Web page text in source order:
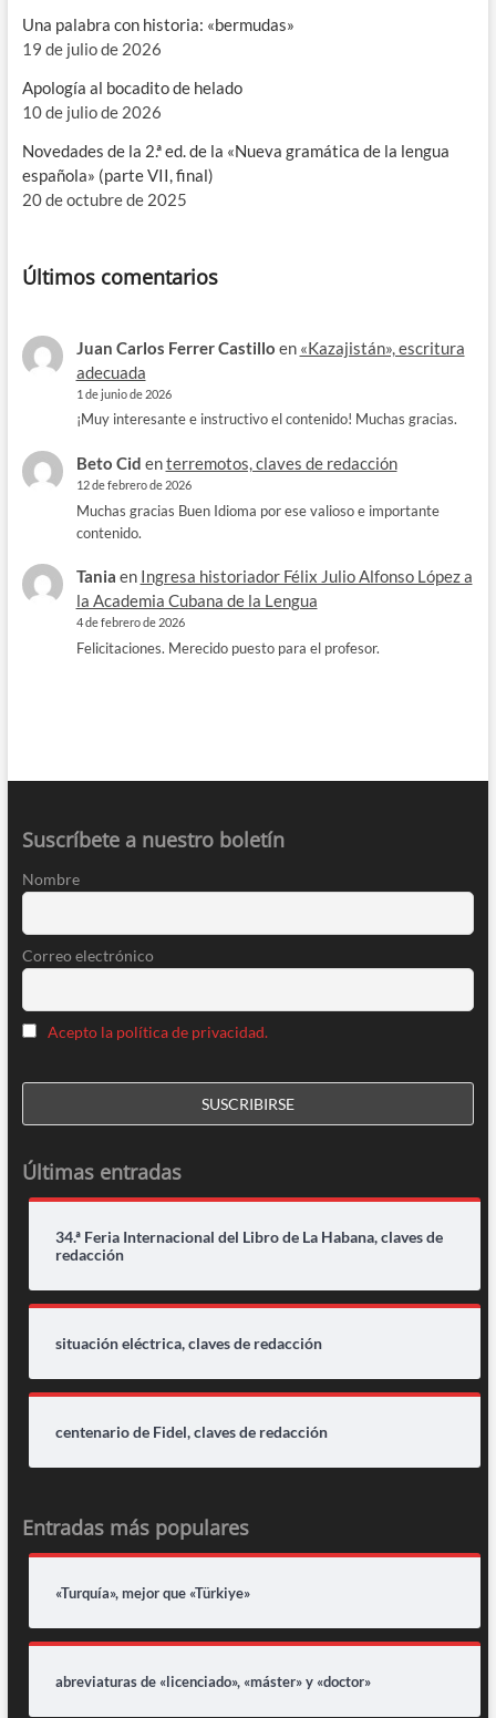
Una palabra con historia: «bermudas»
19 de julio de 2026
Apología al bocadito de helado
10 de julio de 2026
Novedades de la 2.ª ed. de la «Nueva gramática de la lengua
española» (parte VII, final)
20 de octubre de 2025
Últimos comentarios
Juan Carlos Ferrer Castillo en «Kazajistán», escritura
adecuada
1 de junio de 2026
¡Muy interesante e instructivo el contenido! Muchas gracias.
Beto Cid enterremotos, claves de redacción
12 de febrero de 2026
Muchas gracias Buen Idioma por ese valioso e importante
contenido.
Tania en Ingresa historiador Félix Julio Alfonso López a
la Academia Cubana de la Lengua
4 de febrero de 2026
Felicitaciones. Merecido puesto para el profesor.
Suscríbete a nuestro boletín
Nombre
Correo electrónico
Acepto la política de privacidad.
Últimas entradas
34.ª Feria Internacional del Libro de La Habana, claves de
redacción
situación eléctrica, claves de redacción
centenario de Fidel, claves de redacción
Entradas más populares
«Turquía», mejor que «Türkiye»
abreviaturas de «licenciado», «máster» y «doctor»